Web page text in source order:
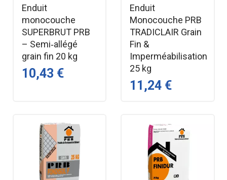
Enduit
monocouche
SUPERBRUT PRB
– Semi‑allégé
grain fin 20 kg
10,43 €
Enduit
Monocouche PRB
TRADICLAIR Grain
Fin &
Imperméabilisation
25 kg
11,24 €